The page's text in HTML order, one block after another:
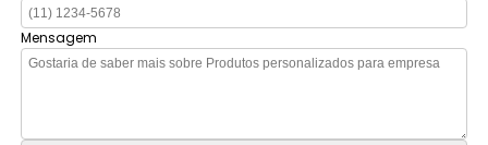
Mensagem